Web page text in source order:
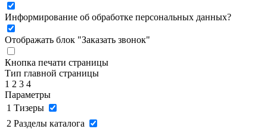
Информирование об обработке персональных данных?
Отображать блок "Заказать звонок"
Кнопка печати страницы
Тип главной страницы
1 2 3 4
Параметры
1 Тизеры
2 Разделы каталога